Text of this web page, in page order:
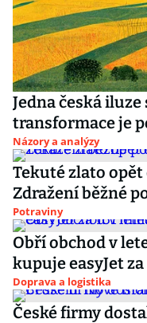
Jedna česká
transformace je
Názory a analýzy
Tekuté zlato
Zdražení běžné
Potraviny
Obří obchod v
kupuje easyJet
Doprava a logistika
České firmy